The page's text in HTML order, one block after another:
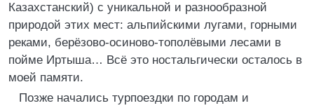
Казахстанский) с уникальной и разнообразной
природой этих мест: альпийскими лугами, горными
реками, берёзово-осиново-тополёвыми лесами в
пойме Иртыша… Всё это ностальгически осталось в
моей памяти.
Позже начались турпоездки по городам и